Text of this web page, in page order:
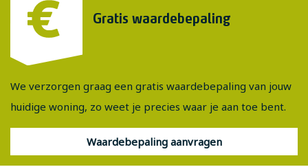
bezichtigen, geen probleem. Bel of e-mail ons gerust voor
een afspraak op een ander moment.
Gratis waardebepaling
We verzorgen graag een gratis waardebepaling van jouw
huidige woning, zo weet je precies waar je aan toe bent.
Waardebepaling aanvragen